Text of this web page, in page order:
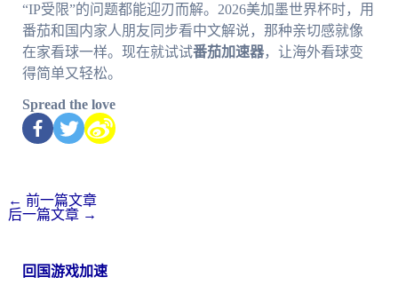
“IP受限”的问题都能迎刃而解。2026美加墨世界杯时，用
番茄和国内家人朋友同步看中文解说，那种亲切感就像
在家看球一样。现在就试试番茄加速器，让海外看球变
得简单又轻松。
Spread the love
← 前一篇文章
后一篇文章 →
回国游戏加速